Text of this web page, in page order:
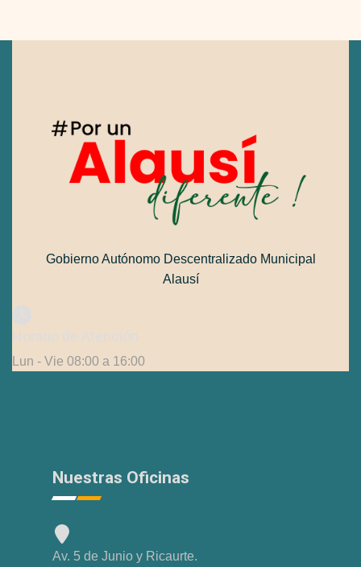
Gobierno Autónomo Descentralizado Municipal
Alausí
Lun - Vie 08:00 a 16:00
Nuestras Oficinas
Av. 5 de Junio y Ricaurte.